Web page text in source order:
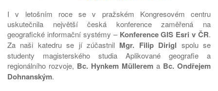
I v letošním roce se v pražském Kongresovém centru
uskutečnila největší česká konference zaměřená na
geografické informační systémy – Konference GIS Esri v ČR.
Za naši katedru se jí zúčastnil Mgr. Filip Dirigl spolu se
studenty magisterského studia Aplikované geografie a
regionálního rozvoje, Bc. Hynkem Müllerem a Bc. Ondřejem
Dohnanským.